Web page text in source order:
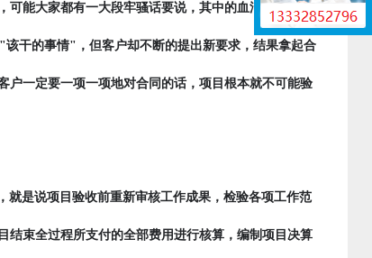
可能大家都有一大段牢骚话要说，其中的血泪史更是数
干的事情"，但客户却不断的提出新要求，结果拿起合
户一定要一项一项地对合同的话，项目根本就不可能验
是说项目验收前重新审核工作成果，检验各项工作范
结束全过程所支付的全部费用进行核算，编制项目决算